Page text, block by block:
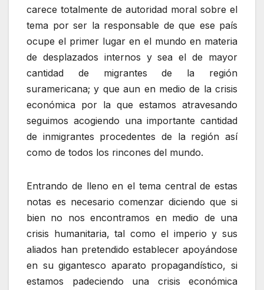
carece totalmente de autoridad moral sobre el
tema por ser la responsable de que ese país
ocupe el primer lugar en el mundo en materia
de desplazados internos y sea el de mayor
cantidad de migrantes de la región
suramericana; y que aun en medio de la crisis
económica por la que estamos atravesando
seguimos acogiendo una importante cantidad
de inmigrantes procedentes de la región así
como de todos los rincones del mundo.
Entrando de lleno en el tema central de estas
notas es necesario comenzar diciendo que si
bien no nos encontramos en medio de una
crisis humanitaria, tal como el imperio y sus
aliados han pretendido establecer apoyándose
en su gigantesco aparato propagandístico, si
estamos padeciendo una crisis económica